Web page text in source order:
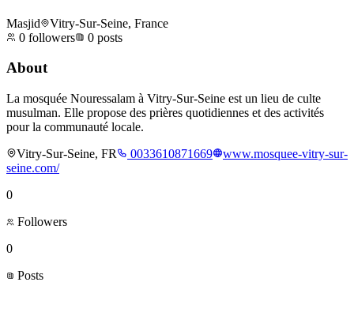
Masjid
Vitry-Sur-Seine, France
0 followers 0 posts
About
La mosquée Nouressalam à Vitry-Sur-Seine est un lieu de culte
musulman. Elle propose des prières quotidiennes et des activités
pour la communauté locale.
Vitry-Sur-Seine, FR
0033610871669
www.mosquee-vitry-sur-
seine.com/
0
Followers
0
Posts